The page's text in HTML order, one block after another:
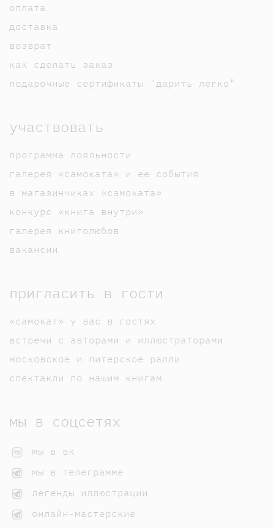
оплата
доставка
возврат
как сделать заказ
подарочные сертификаты "дарить легко"
участвовать
программа лояльности
галерея «самоката» и ее события
в магазинчиках «самоката»
конкурс «книга внутри»
галерея книголюбов
вакансии
пригласить в гости
«самокат» у вас в гостях
встречи с авторами и иллюстраторами
московское и питерское ралли
спектакли по нашим книгам
мы в соцсетях
мы в вк
мы в телеграмме
легенды иллюстрации
онлайн-мастерские